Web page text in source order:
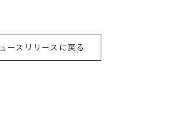
ースリリースに戻る